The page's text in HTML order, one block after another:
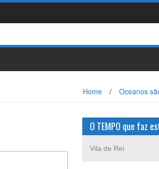
Home / Oceanos
O TEMPO que faz
Vila de Rei